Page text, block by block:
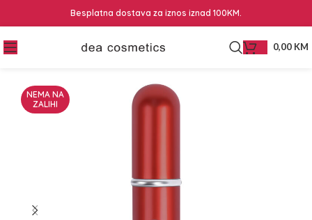
Besplatna dostava za iznos iznad 100KM.
0,00 KM
NEMA NA
ZALIHI